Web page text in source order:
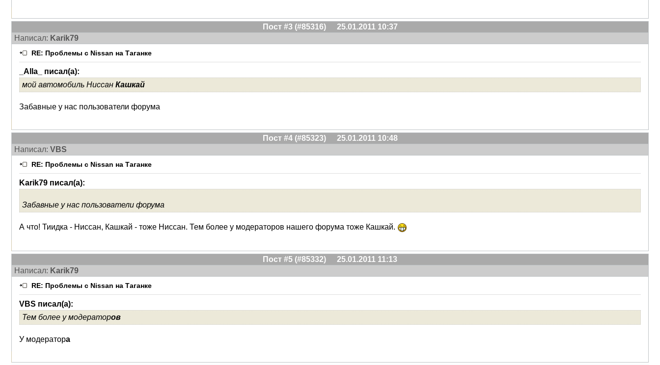
Пост #3 (#85316)
25.01.2011 10:37
Написал: Karik79
RE: Проблемы с Nissan на Таганке
_Alla_ писал(а):
мой автомобиль Ниссан Кашкай
Забавные у нас пользователи форума
Пост #4 (#85323)
25.01.2011 10:48
Написал: VBS
RE: Проблемы с Nissan на Таганке
Karik79 писал(а):
Забавные у нас пользователи форума
А что! Тиидка - Ниссан, Кашкай - тоже Ниссан. Тем более у модераторов нашего форума тоже Кашкай.
Пост #5 (#85332)
25.01.2011 11:13
Написал: Karik79
RE: Проблемы с Nissan на Таганке
VBS писал(а):
Тем более у модераторов
У модератора